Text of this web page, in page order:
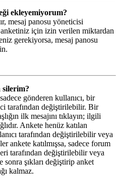
ekleyemiyorum?
mesaj panosu yöneticisi
anketiniz için izin verilen miktardan
gerekiyorsa, mesaj panosu
silerim?
gönderen kullanıcı, bir
tarafından değiştirilebilir. Bir
ilk mesajını tıklayın; ilgili
Ankete henüz katılan
tarafından değiştirilebilir veya
ankete katılmışsa, sadece forum
tarafından değiştirilebilir veya
şıkları değiştirip anket
kalmaz.